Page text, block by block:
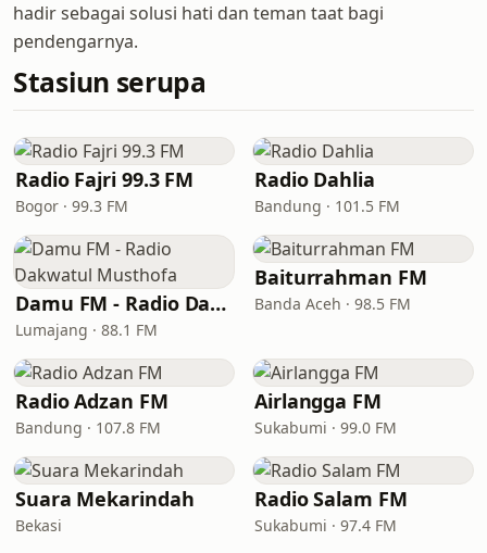
hadir sebagai solusi hati dan teman taat bagi
pendengarnya.
Stasiun serupa
Radio Fajri 99.3 FM
Bogor · 99.3 FM
Radio Dahlia
Bandung · 101.5 FM
Damu FM - Radio Dakwatul Musthofa
Lumajang · 88.1 FM
Baiturrahman FM
Banda Aceh · 98.5 FM
Radio Adzan FM
Bandung · 107.8 FM
Airlangga FM
Sukabumi · 99.0 FM
Suara Mekarindah
Bekasi
Radio Salam FM
Sukabumi · 97.4 FM